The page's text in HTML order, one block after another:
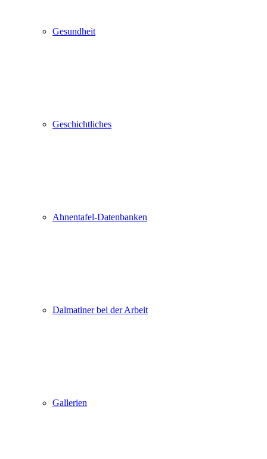
Gesundheit
Geschichtliches
Ahnentafel-Datenbanken
Dalmatiner bei der Arbeit
Gallerien